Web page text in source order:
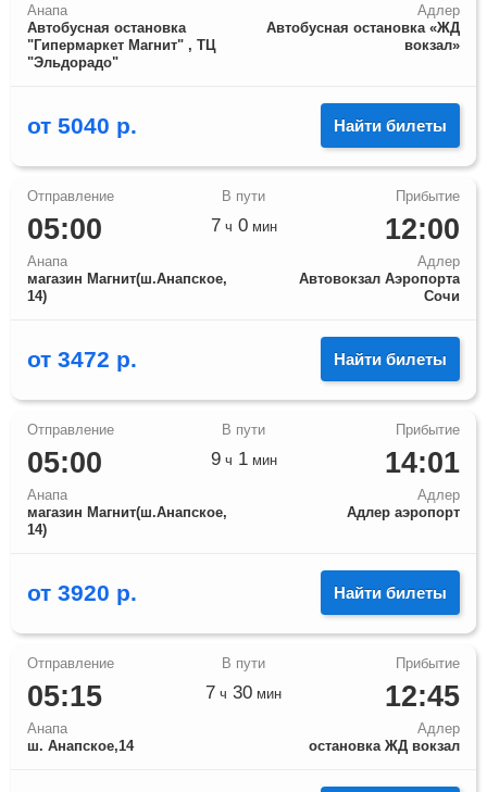
Анапа
Автобусная остановка
"Гипермаркет Магнит" , ТЦ
"Эльдорадо"
Адлер
Автобусная остановка «ЖД
вокзал»
от 5040 р. Найти билеты
05:00
Анапа
магазин Магнит(ш.Анапское,
14)
12:00
Адлер
Автовокзал Аэропорта
Сочи
7 ч 0мин
от 3472 р. Найти билеты
05:00
Анапа
магазин Магнит(ш.Анапское,
14)
14:01
Адлер
Адлер аэропорт
9ч 1мин
от 3920 р. Найти билеты
05:15
Анапа
ш. Анапское,14
12:45
Адлер
остановка ЖД вокзал
7 ч 30 мин